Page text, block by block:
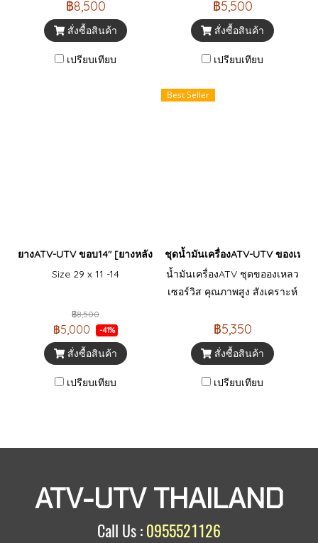
฿8,500
สั่งซื้อสินค้า
เปรียบเทียบ
฿5,500
สั่งซื้อสินค้า
เปรียบเทียบ
ยางATV-UTV ขอบ14" [ยางหลัง]
Size 29 x 11 -14
฿8,500
฿5,000 -41%
สั่งซื้อสินค้า
เปรียบเทียบ
Best Seller
ชุดน้ำมันเครื่องATV-UTV ของเหล
น้ำมันเครื่องATV ชุดขอองเหลว
เซอร์วิส คุณภาพสูง สังเคราะห์
100% จากอเมริกา ผลิตมาเพื่อ
รถ ATV UTV POWERSPORT
โดยเฉพาะ
฿5,350
สั่งซื้อสินค้า
เปรียบเทียบ
ATV-UTV THAILAND
Call Us : 0955521126